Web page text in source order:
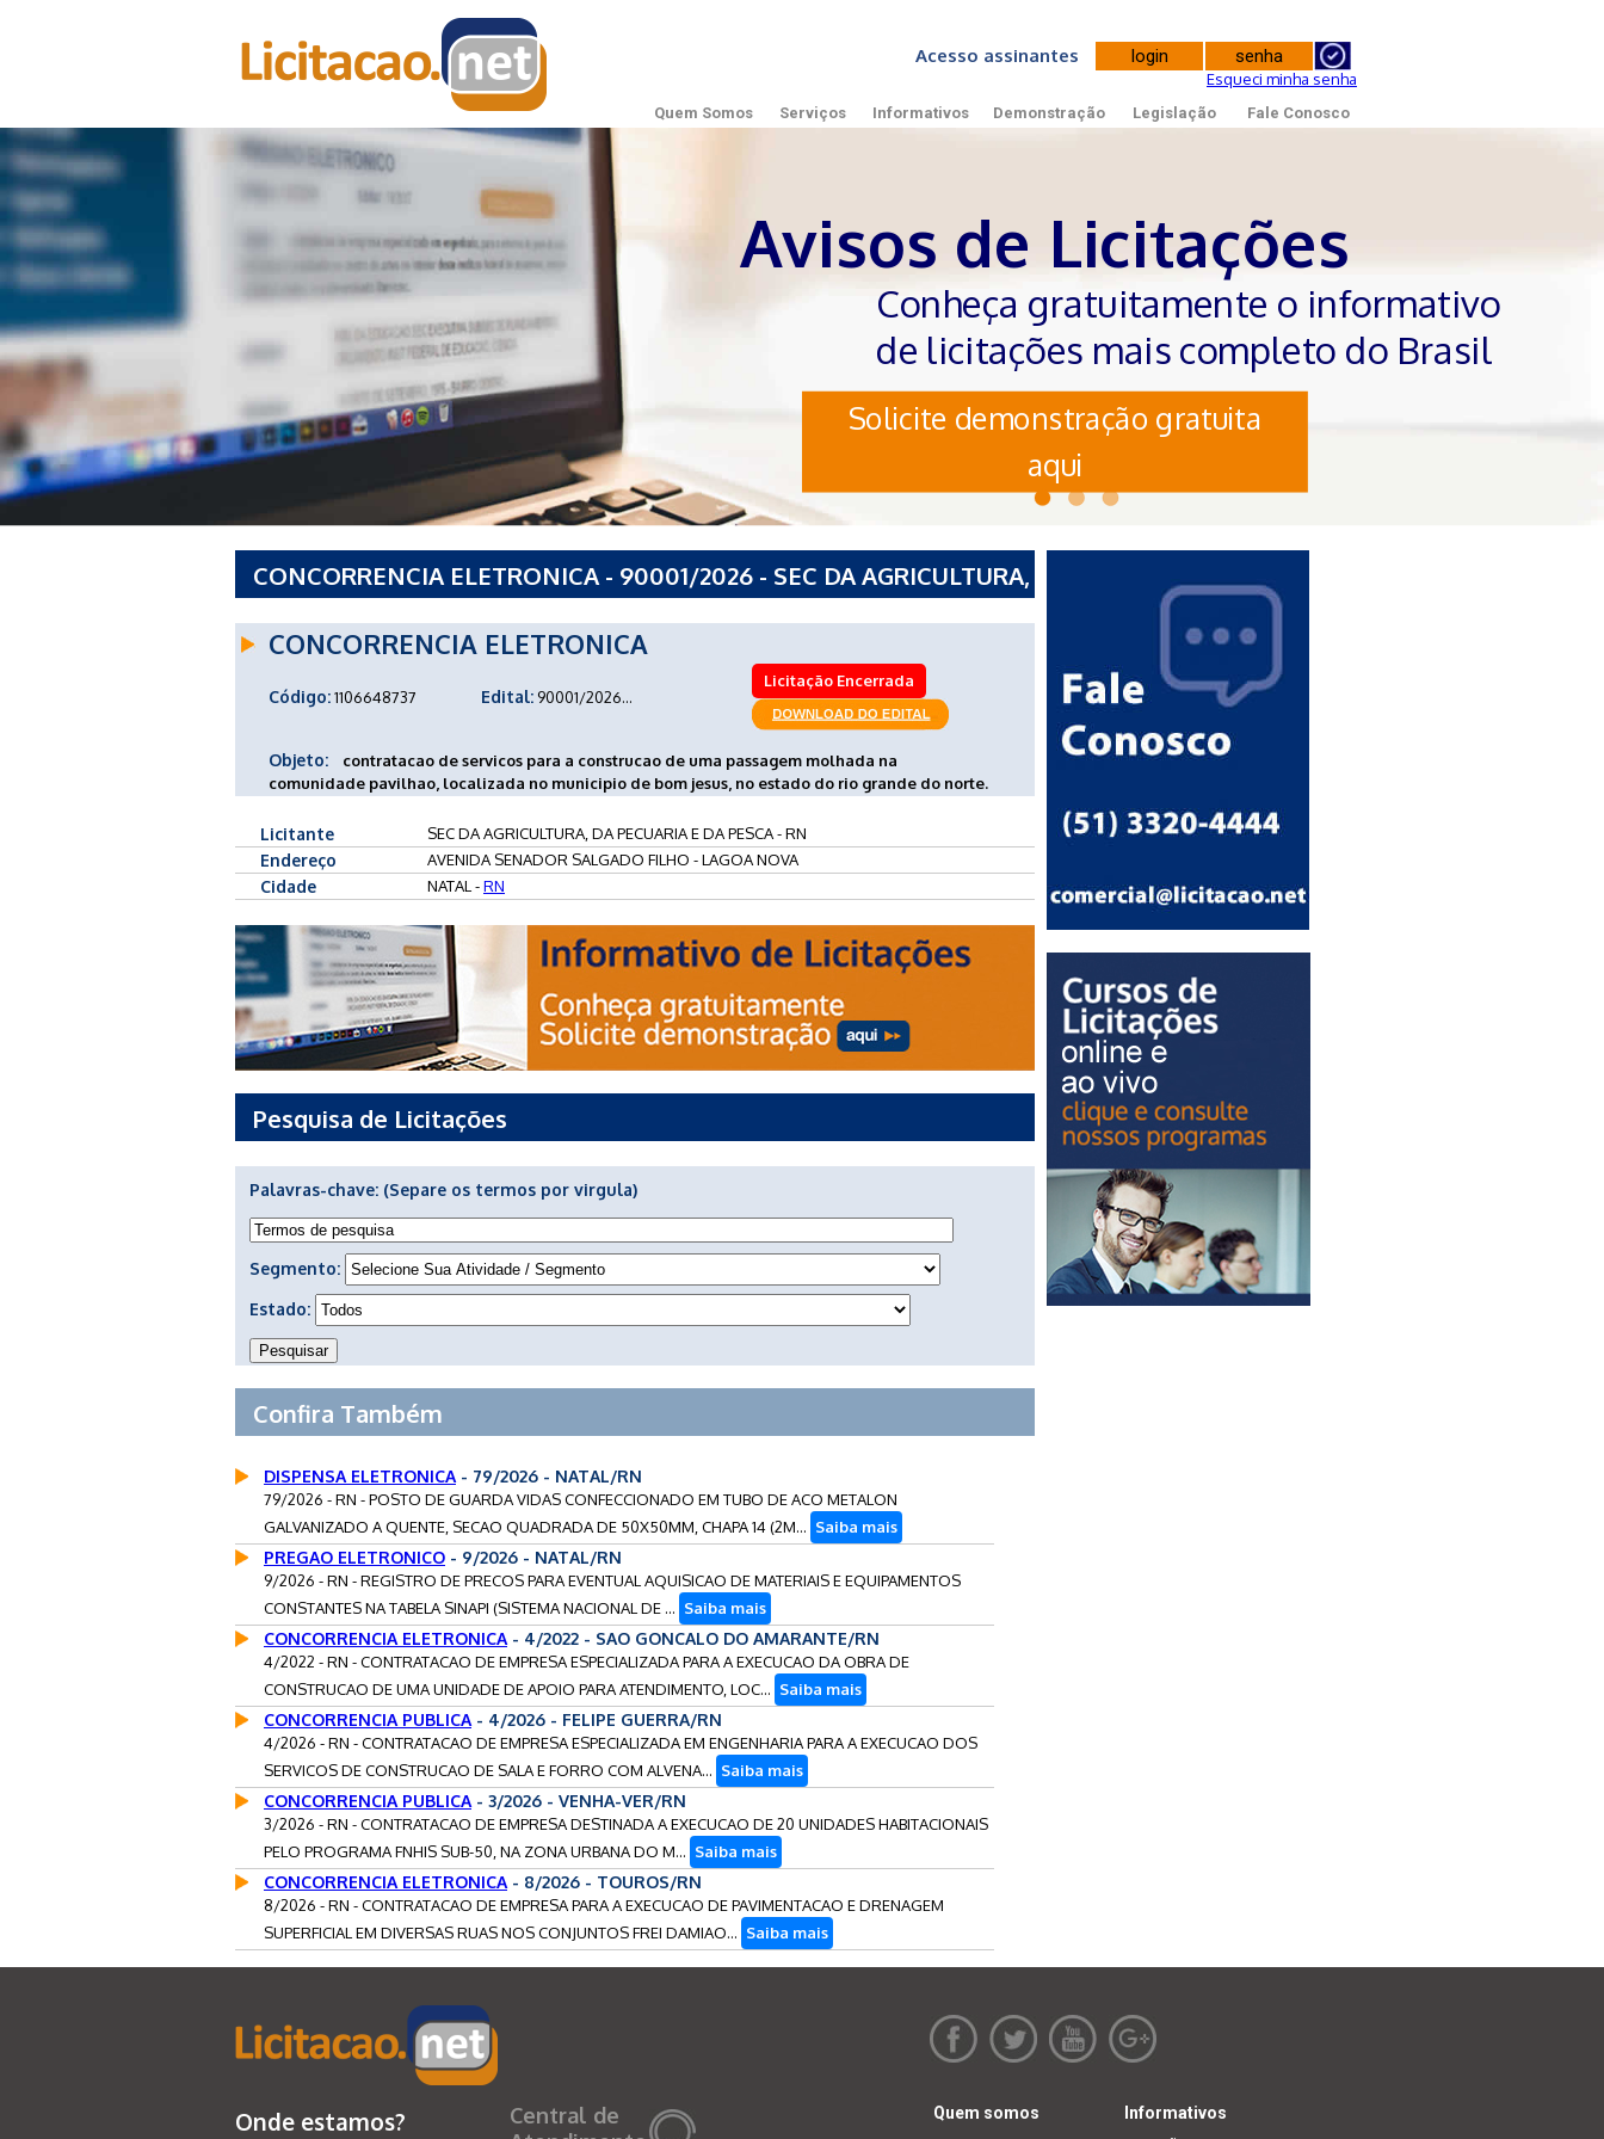
Acesso assinantes
Esqueci minha senha
Quem Somos Serviços Informativos Demonstração Legislação Fale Conosco
Avisos de Licitações
Conheça gratuitamente o informativo
de licitações mais completo do Brasil
Solicite demonstração gratuita
aqui
CONCORRENCIA ELETRONICA - 90001/2026 - SEC DA AGRICULTURA,
CONCORRENCIA ELETRONICA
Código:1106648737 Edital: 90001/2026...
Licitação Encerrada
Objeto:
contratacao de servicos para a construcao de uma passagem molhada na
comunidade pavilhao, localizada no municipio de bom jesus, no estado do rio grande do norte.
Licitante SEC DA AGRICULTURA, DA PECUARIA E DA PESCA - RN
Endereço AVENIDA SENADOR SALGADO FILHO - LAGOA NOVA
Cidade NATAL -RN
Pesquisa de Licitações
Palavras-chave: (Separe os termos por virgula)
Segmento:
Estado:
Confira Também
DISPENSA ELETRONICA - 79/2026 - NATAL/RN
79/2026 - RN - POSTO DE GUARDA VIDAS CONFECCIONADO EM TUBO DE ACO METALON
GALVANIZADO A QUENTE, SECAO QUADRADA DE 50X50MM, CHAPA 14 (2M... Saiba mais
PREGAO ELETRONICO - 9/2026 - NATAL/RN
9/2026 - RN - REGISTRO DE PRECOS PARA EVENTUAL AQUISICAO DE MATERIAIS E EQUIPAMENTOS
CONSTANTES NA TABELA SINAPI (SISTEMA NACIONAL DE ... Saiba mais
CONCORRENCIA ELETRONICA - 4/2022 - SAO GONCALO DO AMARANTE/RN
4/2022 - RN - CONTRATACAO DE EMPRESA ESPECIALIZADA PARA A EXECUCAO DA OBRA DE
CONSTRUCAO DE UMA UNIDADE DE APOIO PARA ATENDIMENTO, LOC... Saiba mais
CONCORRENCIA PUBLICA - 4/2026 - FELIPE GUERRA/RN
4/2026 - RN - CONTRATACAO DE EMPRESA ESPECIALIZADA EM ENGENHARIA PARA A EXECUCAO DOS
SERVICOS DE CONSTRUCAO DE SALA E FORRO COM ALVENA... Saiba mais
CONCORRENCIA PUBLICA - 3/2026 - VENHA-VER/RN
3/2026 - RN - CONTRATACAO DE EMPRESA DESTINADA A EXECUCAO DE 20 UNIDADES HABITACIONAIS
PELO PROGRAMA FNHIS SUB-50, NA ZONA URBANA DO M... Saiba mais
CONCORRENCIA ELETRONICA - 8/2026 - TOUROS/RN
8/2026 - RN - CONTRATACAO DE EMPRESA PARA A EXECUCAO DE PAVIMENTACAO E DRENAGEM
SUPERFICIAL EM DIVERSAS RUAS NOS CONJUNTOS FREI DAMIAO... Saiba mais
Onde estamos?
Central de
Quem somos Informativos